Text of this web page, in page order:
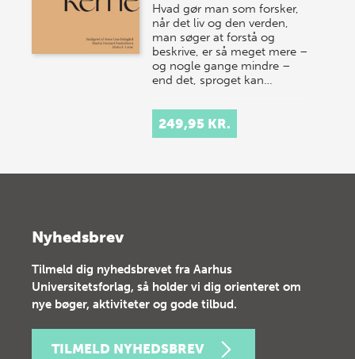
Hvad gør man som forsker,
når det liv og den verden,
man søger at forstå og
beskrive, er så meget mere –
og nogle gange mindre –
end det, sproget kan…
249,95 KR.
Nyhedsbrev
Tilmeld dig nyhedsbrevet fra Aarhus
Universitetsforlag, så holder vi dig orienteret om
nye bøger, aktiviteter og gode tilbud.
TILMELD NYHEDSBREV